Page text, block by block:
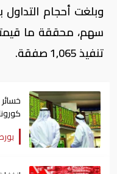
تنفيذ 1,065 صفقة.